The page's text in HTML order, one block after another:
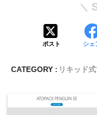
ポスト シェ
CATEGORY : リキッド